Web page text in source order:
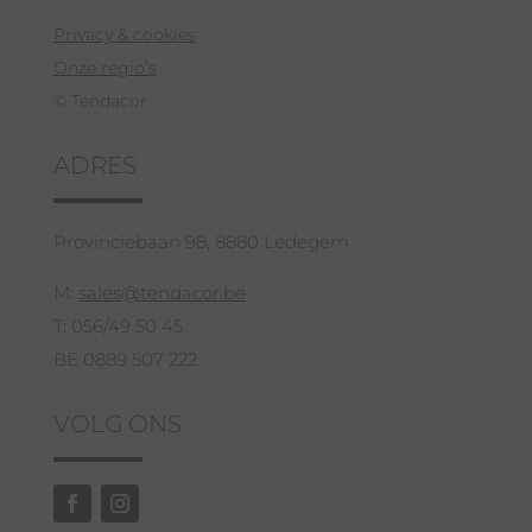
Privacy & cookies
Onze regio’s
© Tendacor
ADRES
Provinciebaan 98, 8880 Ledegem
M:
sales@tendacor.be
T: 056/49 50 45
BE 0889 507 222
VOLG ONS